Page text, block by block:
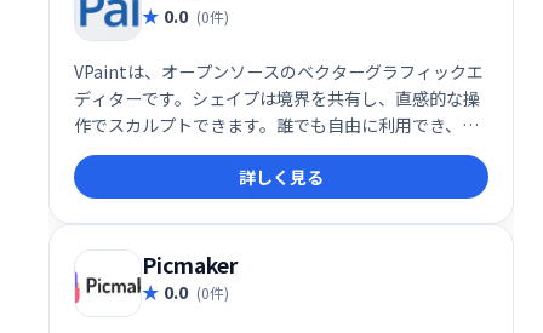
0.0 (0件)
VPaintは、オープンソースのベクターグラフィックエ
ディターです。シェイプは境界を共有し、直感的な操
作でスカルプトできます。誰でも自由に利用でき、柔
軟性の高いベクターイラスト制作を可能にします。
詳しく見る
Picmaker
0.0 (0件)